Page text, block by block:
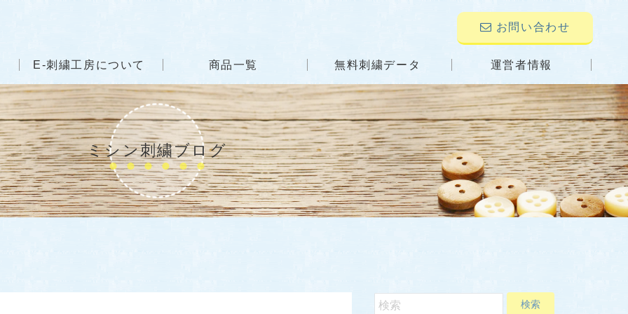
お問い合わせ
E-刺繍工房について 商品一覧 無料刺繍データ 運営者情報
ミシン刺繍ブログ